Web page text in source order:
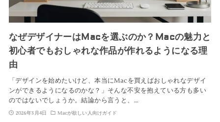
なぜデザイナーはMacを選ぶのか？Macの魅力と
初心者でもおしゃれな作品が作れるようになる理
由
「デザインを始めたいけど、本当にMacを買えばおしゃれなデザイ
ンができるようになるのかな？」そんな不安を抱えている方も多い
のではないでしょうか。結論から言うと、…
2026年3月4日 Macが欲しい人向けガイド